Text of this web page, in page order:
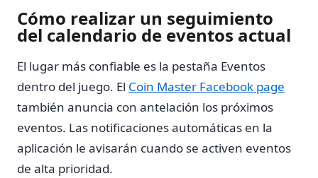
Cómo realizar un seguimiento
del calendario de eventos actual
El lugar más confiable es la pestaña Eventos
dentro del juego. El Coin Master Facebook page
también anuncia con antelación los próximos
eventos. Las notificaciones automáticas en la
aplicación le avisarán cuando se activen eventos
de alta prioridad.